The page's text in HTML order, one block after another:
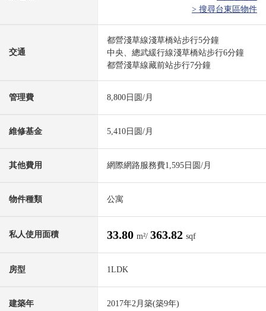
> 搜尋台東區物件
交通
都營淺草線淺草橋站步行5分鐘
中央、總武緩行線淺草橋站步行6分鐘
都營淺草線藏前站步行7分鐘
管理費 8,800日圆/月
維修基金 5,410日圆/月
其他費用 網際網路服務費1,595日圆/月
物件種類 公寓
私人使用面積 33.80 m²/ 363.82 sqf
房型 1LDK
建築年 2017年2月築(築9年)